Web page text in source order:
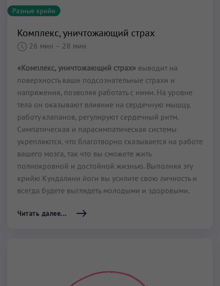
Разные крийи
Комплекс, уничтожающий страх
26 мин – 28 мин
«Комплекс, уничтожающий страх» выводит на
поверхность ваши подсознательные страхи и
напряже­ния, позволяя работать с ними. На уровне
тела он оказывают влияние на сердечную мышцу,
работу клапанов, регули­руют сердечный ритм.
Симпатическая и парасимпатическая системы
укрепляются, что благотворно сказывается на работе
вашего мозга, так что вы сможете жить
полнокровной и достойной жизнью. Выполняя эту
крийю Кундалини йоги вы усилите свою личность и
всегда будете выглядеть молодыми и здоровыми.
Читать далее...